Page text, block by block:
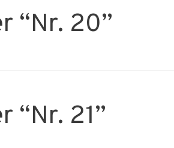
“Nr. 20”
“Nr. 21”